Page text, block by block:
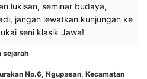
lukisan, seminar budaya,
jangan lewatkan kunjungan ke
seni klasik Jawa!
sejarah
No.6, Ngupasan, Kecamatan